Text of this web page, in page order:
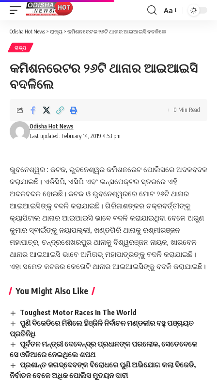
Font
Aa
Odisha Hot News > ରାଜ୍ୟ > କମିଶନରେଟର ୨୬ଟି ଥାନାର ଆଇଆଇସି ବଦଳିଲେ
ରାଜ୍ୟ
କମିଶନରେଟର ୨୬ଟି ଥାନାର ଆଇଆଇସି
ବଦଳିଲେ
Last updated: February 14, 2019 4:53 pm
Odisha Hot News
0 Min Read
ଭୁବନେଶ୍ୱର : କଟକ, ଭୁବନେଶ୍ୱର କମିଶନରେଟ ପୋଲିସରେ ଅଦଳବଦଳ
କରାଯାଇଛି। ଏଡିସିପି, ଏସିପି ଏବଂ ଇନ୍ସପେକ୍ଟର ସ୍ତରରେ ଏହି
ଅଦଳବଦଳ ହୋଇଛି। କଟକ ଓ ଭୁବନେଶ୍ୱରରେ ମୋଟ ୨୬ଟି ଥାନାର
ଆଇଆଇସିଙ୍କୁ ବଦଳି କରାଯାଇଛି। ଗିରିଜାଶଙ୍କର ଚକ୍ରବର୍ତ୍ତୀଙ୍କୁ
କ୍ୟାପିଟାଲ ଥାନାର ଆଇଆଇସି ଭାବେ ବଦଳି କରାଯାଇଥିବା ବେଳେ ଅରୁଣ
କୁମାର ସ୍ବାଇଁଙ୍କୁ ନୟାପଲ୍ଲୀ, ଖଣ୍ଡଗିରି ଥାନାକୁ ରଶ୍ମୀରଞ୍ଜନ
ମହାପାତ୍ର, ଚନ୍ଦ୍ରଶେଖରପୁର ଥାନାକୁ ବିଶ୍ୱରଞ୍ଜନ ନାୟକ, ଖାରବେଳ
ଥାନାର ଆଇଆଇସି ଭାବେ ଅମିତାଭ୍‌ ମହାପାତ୍ରଙ୍କୁ ବଦଳି କରାଯାଇଛି।
ଏହା ସମେତ କଟକର କେତୋଟି ଥାନାର ଆଇଆଇସିଙ୍କୁ ବଦଳି କରାଯାଇଛି।
You Might Also Like
Toughest Motor Races In The World
ପୁଣି ବିଜେଡିରେ ମିଶିଲେ ହିଞ୍ଜିଳି ନିର୍ବାଚନ ମଣ୍ଡଳୀର ବହୁ ପଞ୍ଚାୟତ
ପ୍ରତିନିଧି
ପୂର୍ବତନ ମନ୍ତ୍ରୀ ଦେବେନ୍ଦ୍ର ପ୍ରଧାନଙ୍କ ପରଲୋକ, ସେତେବେଳେ
ସେ ଓଡିଆରେ ନେଇଥିଲେ ଶପଥ
ପ୍ରଶାନ୍ତ ଜଗଦ୍ଦେବଙ୍କ ବିରୋଧରେ ପୁଣି ଅଭିଯୋଗ କଲା ବିଜେଡି,
ନିର୍ବାଚନ ବେଳେ ଅଧିକ ପୋଲିସ ମୁତୟନ ଦାବୀ